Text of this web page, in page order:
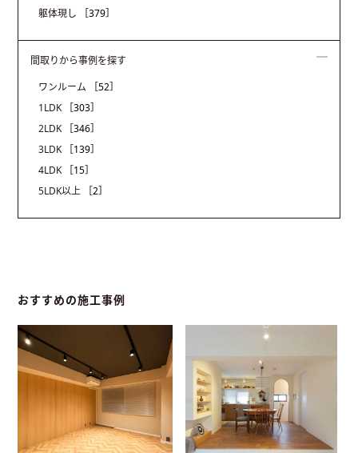
躯体現し
［379］
間取りから事例を探す
ワンルーム
［52］
1LDK
［303］
2LDK
［346］
3LDK
［139］
4LDK
［15］
5LDK以上
［2］
おすすめの施工事例